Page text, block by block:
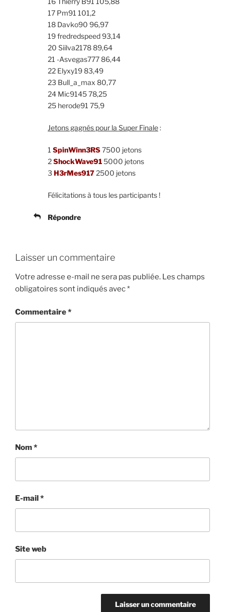
17 Pm91 101,2
18 Davko90 96,97
19 fredredspeed 93,14
20 Siilva2178 89,64
21 -Asvegas777 86,44
22 Elyxy19 83,49
23 Bull_a_max 80,77
24 Mic9145 78,25
25 herode91 75,9
Jetons gagnés pour la Super Finale:
1 SpinWinn3RS7500 jetons
2ShockWave91 5000 jetons
3 H3rMes9172500 jetons
Félicitations à tous les participants !
Répondre
Laisser un commentaire
Votre adresse e-mail ne sera pas publiée. Les champs
obligatoires sont indiqués avec*
Commentaire*
Nom*
E-mail*
Site web